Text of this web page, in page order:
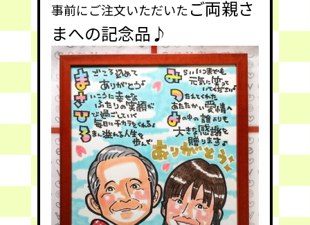
事前にご注文いただいたご両親さ
まへの記念品♪